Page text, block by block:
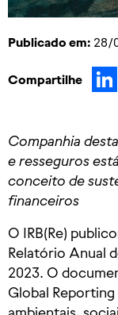
Publicado em: 28/
Compartilhe
Companhia
e resseguros
conceito de
financeiros
O IRB(Re)
Relatório Anual
2023. O
Global